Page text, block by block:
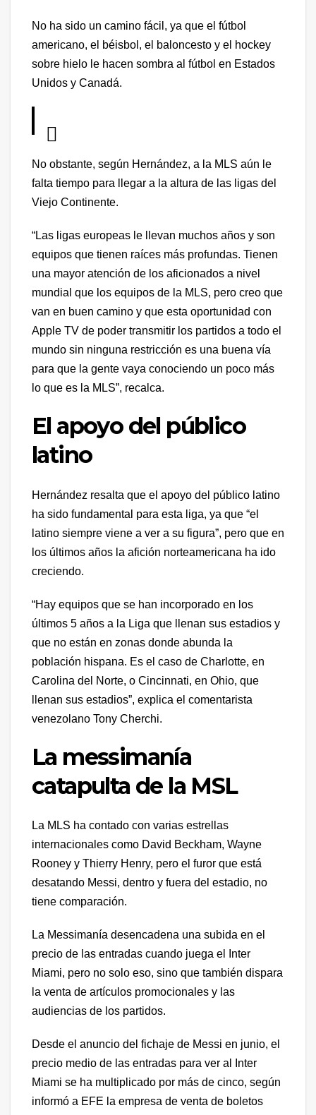
No ha sido un camino fácil, ya que el fútbol
americano, el béisbol, el baloncesto y el hockey
sobre hielo le hacen sombra al fútbol en Estados
Unidos y Canadá.
No obstante, según Hernández, a la MLS aún le
falta tiempo para llegar a la altura de las ligas del
Viejo Continente.
“Las ligas europeas le llevan muchos años y son
equipos que tienen raíces más profundas. Tienen
una mayor atención de los aficionados a nivel
mundial que los equipos de la MLS, pero creo que
van en buen camino y que esta oportunidad con
Apple TV de poder transmitir los partidos a todo el
mundo sin ninguna restricción es una buena vía
para que la gente vaya conociendo un poco más
lo que es la MLS”, recalca.
El apoyo del público
latino
Hernández resalta que el apoyo del público latino
ha sido fundamental para esta liga, ya que “el
latino siempre viene a ver a su figura”, pero que en
los últimos años la afición norteamericana ha ido
creciendo.
“Hay equipos que se han incorporado en los
últimos 5 años a la Liga que llenan sus estadios y
que no están en zonas donde abunda la
población hispana. Es el caso de Charlotte, en
Carolina del Norte, o Cincinnati, en Ohio, que
llenan sus estadios”, explica el comentarista
venezolano Tony Cherchi.
La messimanía
catapulta de la MSL
La MLS ha contado con varias estrellas
internacionales como David Beckham, Wayne
Rooney y Thierry Henry, pero el furor que está
desatando Messi, dentro y fuera del estadio, no
tiene comparación.
La Messimanía desencadena una subida en el
precio de las entradas cuando juega el Inter
Miami, pero no solo eso, sino que también dispara
la venta de artículos promocionales y las
audiencias de los partidos.
Desde el anuncio del fichaje de Messi en junio, el
precio medio de las entradas para ver al Inter
Miami se ha multiplicado por más de cinco, según
informó a EFE la empresa de venta de boletos